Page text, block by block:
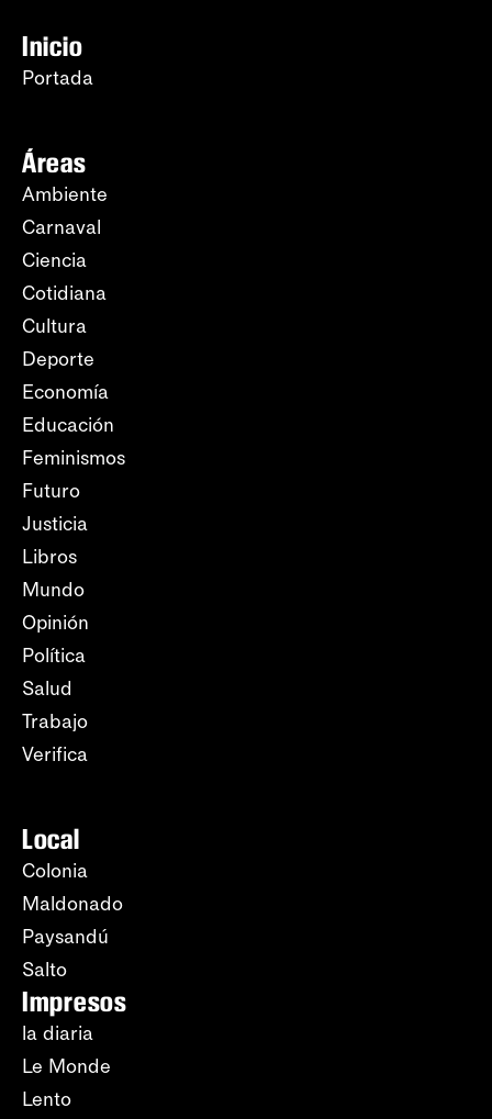
Inicio
Portada
Áreas
Ambiente
Carnaval
Ciencia
Cotidiana
Cultura
Deporte
Economía
Educación
Feminismos
Futuro
Justicia
Libros
Mundo
Opinión
Política
Salud
Trabajo
Verifica
Local
Colonia
Maldonado
Paysandú
Salto
Impresos
la diaria
Le Monde
Lento